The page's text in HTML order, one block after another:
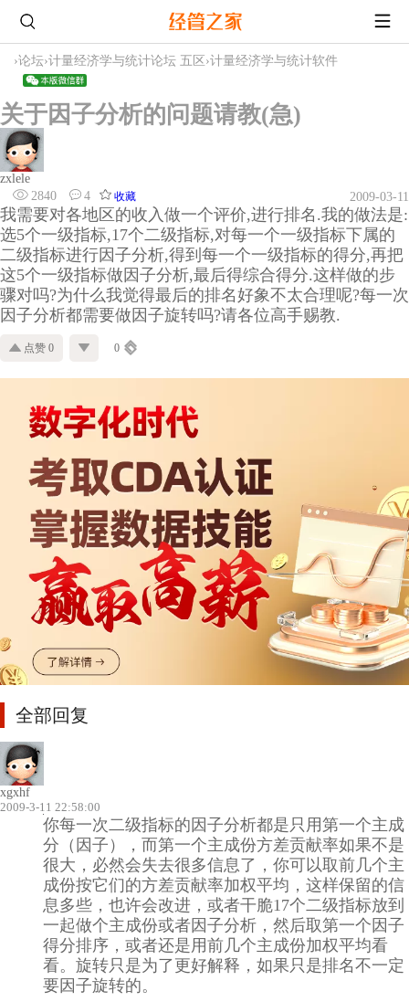
›论坛›计量经济学与统计论坛 五区 ›计量经济学与统计软件
关于因子分析的问题请教(急)
zxlele
2840
4 收藏 2009-03-11
我需要对各地区的收入做一个评价,进行排名.我的做法是:
选5个一级指标,17个二级指标,对每一个一级指标下属的
二级指标进行因子分析,得到每一个一级指标的得分,再把
这5个一级指标做因子分析,最后得综合得分.这样做的步
骤对吗?为什么我觉得最后的排名好象不太合理呢?每一次
因子分析都需要做因子旋转吗?请各位高手赐教.
点赞 0 0
全部回复
xgxhf
2009-3-11 22:58:00
你每一次二级指标的因子分析都是只用第一个主成
分（因子），而第一个主成份方差贡献率如果不是
很大，必然会失去很多信息了，你可以取前几个主
成份按它们的方差贡献率加权平均，这样保留的信
息多些，也许会改进，或者干脆17个二级指标放到
一起做个主成份或者因子分析，然后取第一个因子
得分排序，或者还是用前几个主成份加权平均看
看。旋转只是为了更好解释，如果只是排名不一定
要因子旋转的。